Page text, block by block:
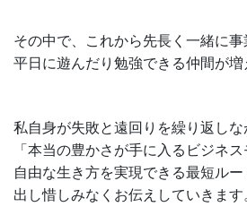
その中で、これから先長く一緒に事
平日に遊んだり勉強できる仲間が増
私自身が失敗と遠回りを繰り返しな
「本当の豊かさが手に入るビジネ
自由な生き方を実現できる最短ルー
出し惜しみなくお伝えしていきます